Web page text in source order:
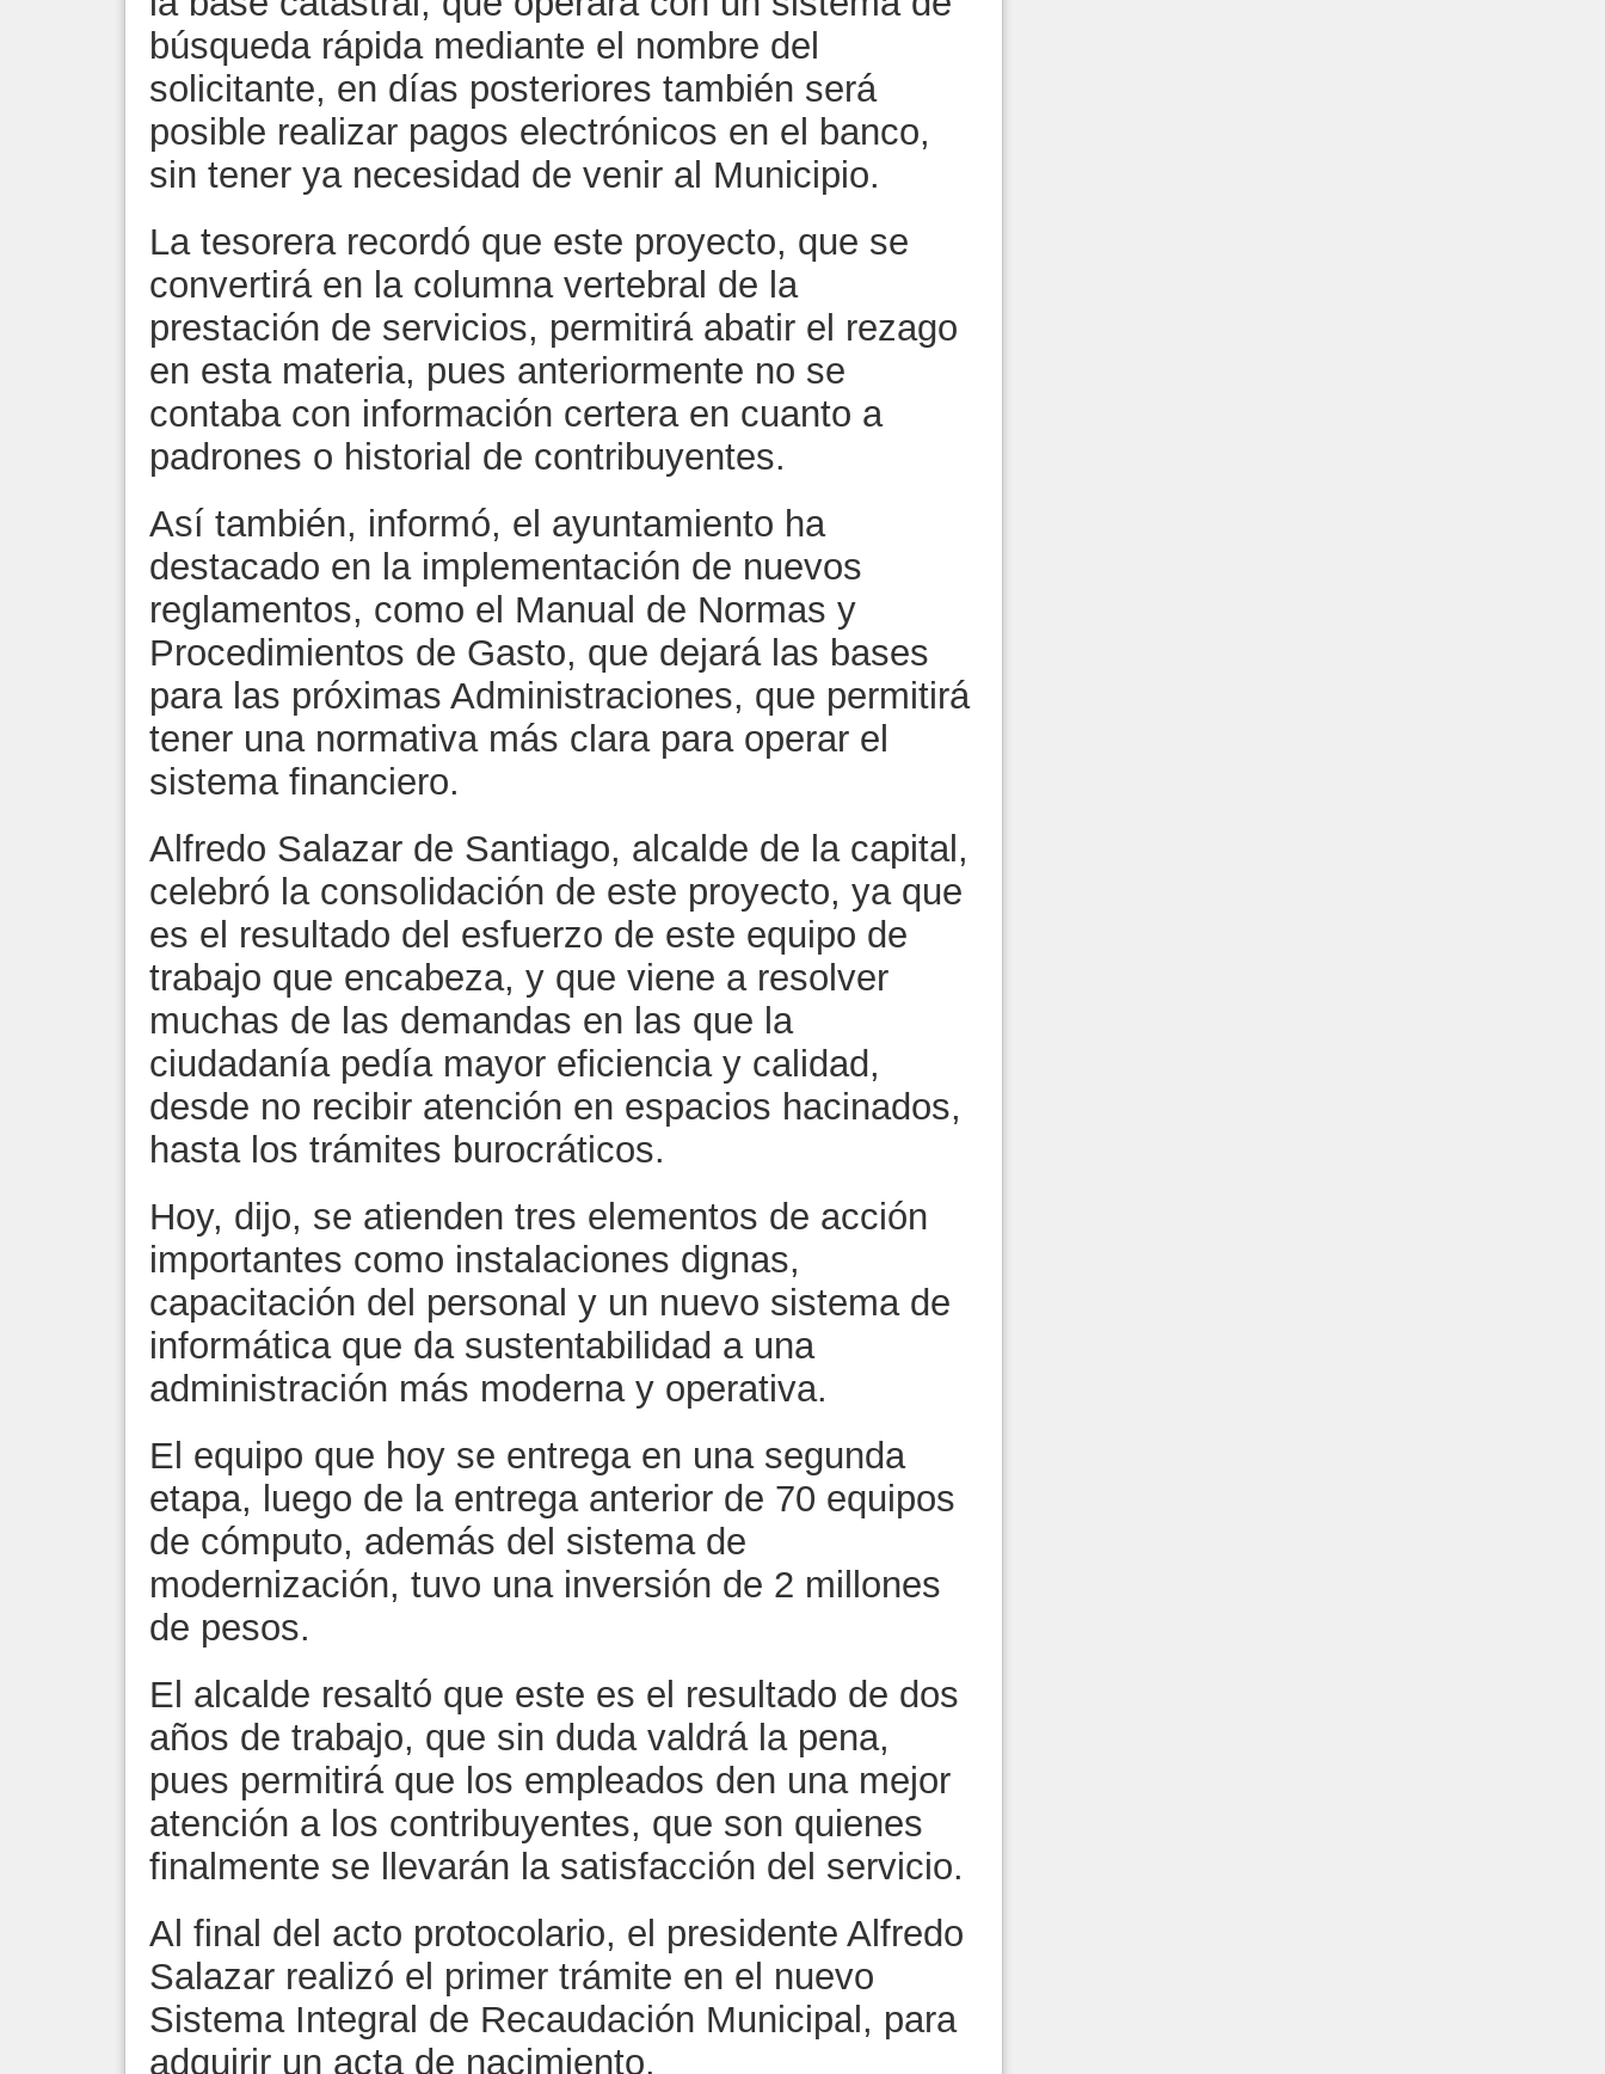
búsqueda rápida mediante el nombre del
solicitante, en días posteriores también será
posible realizar pagos electrónicos en el banco,
sin tener ya necesidad de venir al Municipio.
La tesorera recordó que este proyecto, que se
convertirá en la columna vertebral de la
prestación de servicios, permitirá abatir el rezago
en esta materia, pues anteriormente no se
contaba con información certera en cuanto a
padrones o historial de contribuyentes.
Así también, informó, el ayuntamiento ha
destacado en la implementación de nuevos
reglamentos, como el Manual de Normas y
Procedimientos de Gasto, que dejará las bases
para las próximas Administraciones, que permitirá
tener una normativa más clara para operar el
sistema financiero.
Alfredo Salazar de Santiago, alcalde de la capital,
celebró la consolidación de este proyecto, ya que
es el resultado del esfuerzo de este equipo de
trabajo que encabeza, y que viene a resolver
muchas de las demandas en las que la
ciudadanía pedía mayor eficiencia y calidad,
desde no recibir atención en espacios hacinados,
hasta los trámites burocráticos.
Hoy, dijo, se atienden tres elementos de acción
importantes como instalaciones dignas,
capacitación del personal y un nuevo sistema de
informática que da sustentabilidad a una
administración más moderna y operativa.
El equipo que hoy se entrega en una segunda
etapa, luego de la entrega anterior de 70 equipos
de cómputo, además del sistema de
modernización, tuvo una inversión de 2 millones
de pesos.
El alcalde resaltó que este es el resultado de dos
años de trabajo, que sin duda valdrá la pena,
pues permitirá que los empleados den una mejor
atención a los contribuyentes, que son quienes
finalmente se llevarán la satisfacción del servicio.
Al final del acto protocolario, el presidente Alfredo
Salazar realizó el primer trámite en el nuevo
Sistema Integral de Recaudación Municipal, para
adquirir un acta de nacimiento.